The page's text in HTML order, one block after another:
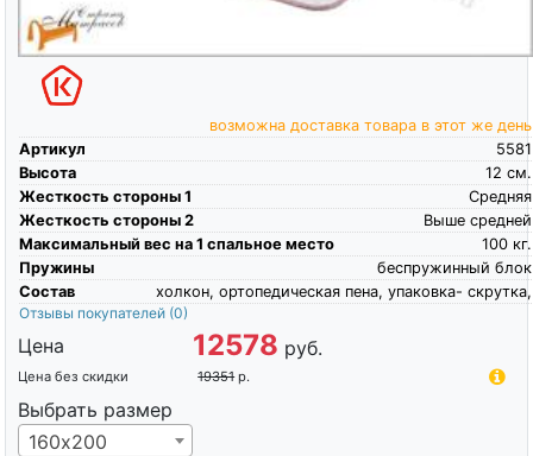
возможна доставка товара в этот же день
Артикул
5581
Высота
см.
12
Жесткость стороны 1
Средняя
Жесткость стороны 2
Выше средней
Максимальный вес на 1 спальное место
кг.
100
Пружины
беспружинный блок
Состав
холкон, ортопедическая пена, упаковка- скрутка,
Отзывы покупателей (0)
Цена 12578 руб.
Цена без скидки 19351 р.
Выбрать размер
160х200